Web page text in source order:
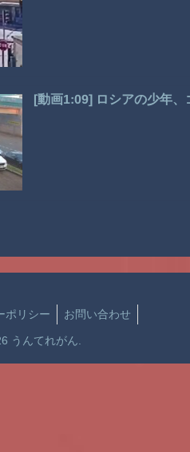
[動画1:09] ロシアの少年、
ポリシー お問い合わせ
うんてれがん.